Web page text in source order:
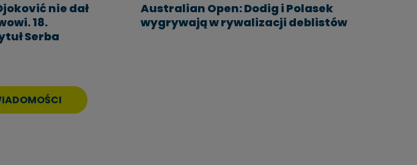
nie dał
18.
Serba
Australian Open: Dodig i Polasek
wygrywają w rywalizacji deblistów